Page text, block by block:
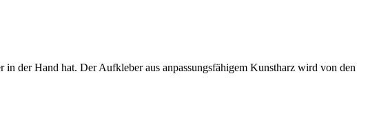
in der Hand hat. Der Aufkleber aus anpassungsfähigem Kunstharz wird von den